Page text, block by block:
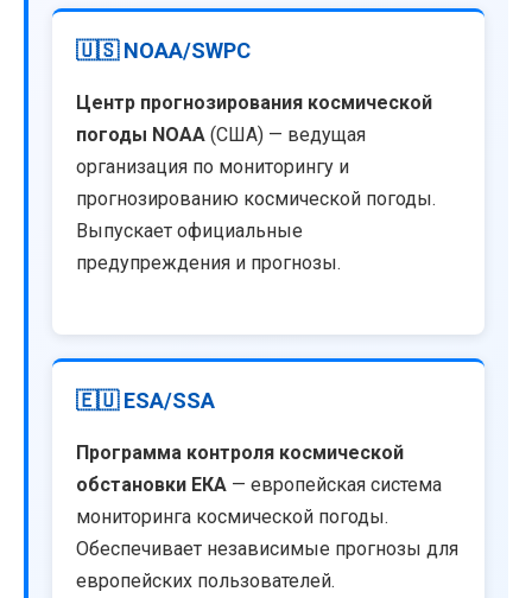
🇺🇸 NOAA/SWPC
Центр прогнозирования космической
погоды NOAA (США) — ведущая
организация по мониторингу и
прогнозированию космической погоды.
Выпускает официальные
предупреждения и прогнозы.
🇪🇺 ESA/SSA
Программа контроля космической
обстановки ЕКА — европейская система
мониторинга космической погоды.
Обеспечивает независимые прогнозы для
европейских пользователей.